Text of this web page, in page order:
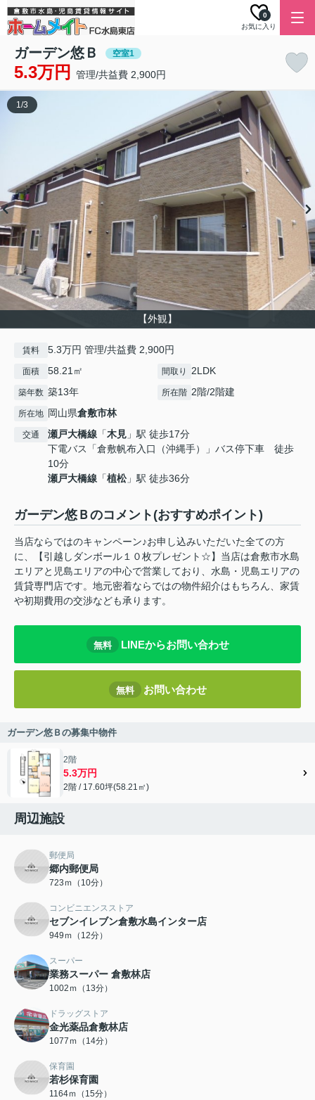
お気に入り
0
ガーデン悠Ｂ 空室1
5.3万円 管理/共益費 2,900円
【外観】
1/3
賃料 5.3万円 管理/共益費 2,900円
面積 58.21㎡ 間取り 2LDK
築年数 築13年 所在階 2階/2階建
所在地 岡山県倉敷市林
交通 瀬戸大橋線 「木見 」駅 徒歩17分
下電バス「倉敷帆布入口（沖縄手）」バス停下車 徒歩
10分
瀬戸大橋線 「植松」駅 徒歩36分
ガーデン悠Ｂのコメント(おすすめポイント)
当店ならではのキャンペーン♪お申し込みいただいた全ての方
に、【引越しダンボール１０枚プレゼント☆】当店は倉敷市水島
エリアと児島エリアの中心で営業しており、水島・児島エリアの
賃貸専門店です。地元密着ならではの物件紹介はもちろん、家賃
や初期費用の交渉なども承ります。
無料 LINEからお問い合わせ
無料 お問い合わせ
ガーデン悠Ｂの募集中物件
2階
5.3万円
2階 / 17.60坪(58.21㎡)
周辺施設
郵便局
郷内郵便局
723ｍ（10分）
コンビニエンスストア
セブンイレブン倉敷水島インター店
949ｍ（12分）
スーパー
業務スーパー 倉敷林店
1002ｍ（13分）
ドラッグストア
金光薬品倉敷林店
1077ｍ（14分）
保育園
若杉保育園
1164ｍ（15分）